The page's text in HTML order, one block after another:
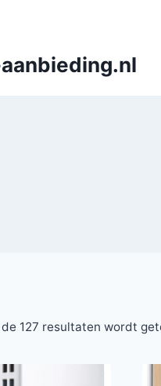
de 127 resultaten wordt